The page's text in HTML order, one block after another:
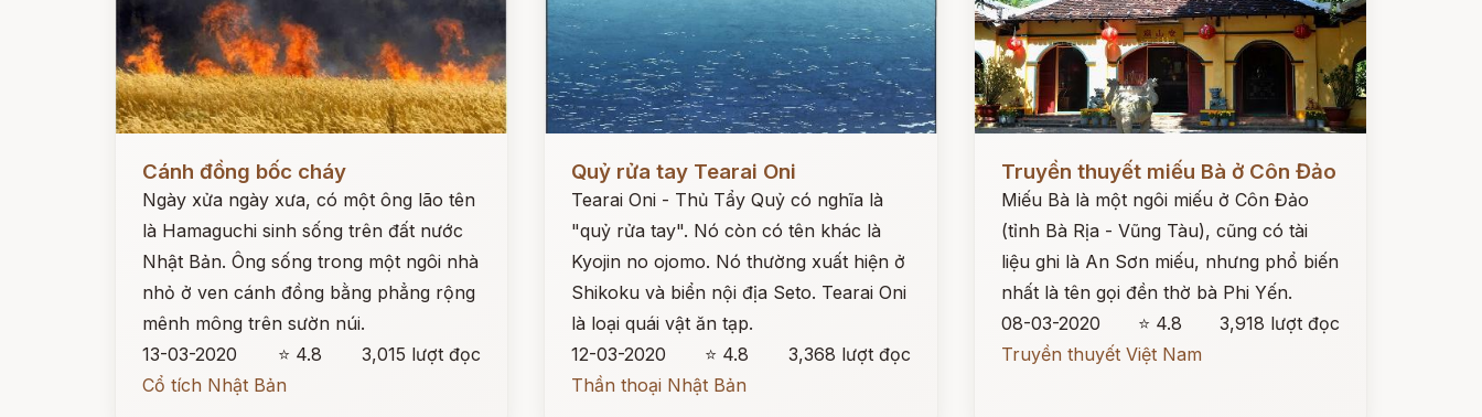
Cánh đồng bốc cháy
Ngày xửa ngày xưa, có một ông lão tên
là Hamaguchi sinh sống trên đất nước
Nhật Bản. Ông sống trong một ngôi nhà
nhỏ ở ven cánh đồng bằng phẳng rộng
mênh mông trên sườn núi.
13-03-2020
⭐ 4.8
3,015 lượt đọc
Cổ tích Nhật Bản
Quỷ rửa tay Tearai Oni
Tearai Oni - Thủ Tẩy Quỷ có nghĩa là
"quỷ rửa tay". Nó còn có tên khác là
Kyojin no ojomo. Nó thường xuất hiện ở
Shikoku và biển nội địa Seto. Tearai Oni
là loại quái vật ăn tạp.
12-03-2020
⭐ 4.8
3,368 lượt đọc
Thần thoại Nhật Bản
Đọc ngay
Truyền thuyết miếu Bà ở Côn Đảo
Miếu Bà là một ngôi miếu ở Côn Đảo
(tỉnh Bà Rịa - Vũng Tàu), cũng có tài
liệu ghi là An Sơn miếu, nhưng phổ biến
nhất là tên gọi đền thờ bà Phi Yến.
08-03-2020
⭐ 4.8
3,918 lượt đọc
Truyền thuyết Việt Nam